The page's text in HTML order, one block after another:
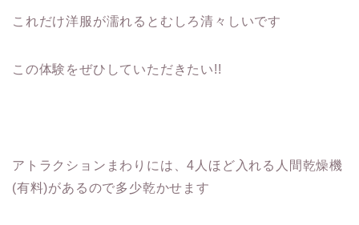
これだけ洋服が濡れるとむしろ清々しいです
この体験をぜひしていただきたい!!
アトラクションまわりには、4人ほど入れる人間乾燥機
(有料)があるので多少乾かせます